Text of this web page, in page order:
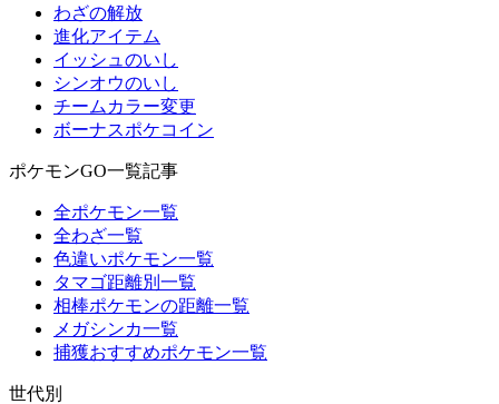
わざの解放
進化アイテム
イッシュのいし
シンオウのいし
チームカラー変更
ボーナスポケコイン
ポケモンGO一覧記事
全ポケモン一覧
全わざ一覧
色違いポケモン一覧
タマゴ距離別一覧
相棒ポケモンの距離一覧
メガシンカ一覧
捕獲おすすめポケモン一覧
世代別